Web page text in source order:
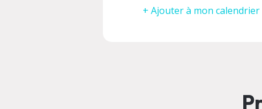
+ Ajouter à mon calendrier